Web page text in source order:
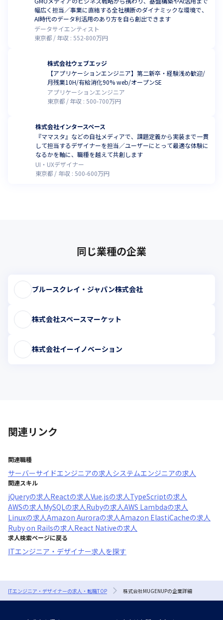
幅広く担当／事業に直結する全社横断のダイナミックな環境で、
AI時代のデータ利活用のあり方を自ら創出できます
データサイエンティスト
東京都
年収 :552-800万円
株式会社ウェブエッジ
【アプリケーションエンジニア】第二新卒・経験浅め歓迎/
月残業10H/有給消化90% web/オープンSE
アプリケーションエンジニア
東京都
年収 :500-700万円
株式会社インタースペース
『ママスタ』などの自社メディアで、課題定義から実装まで一貫
して担当するデザイナーを担当／ユーザーにとって最適な体験に
なるかを軸に、職種を越えて共創します
UI・UXデザイナー
東京都
年収 : 500-600万円
同じ業種の企業
ブルースクレイ・ジャパン株式会社
株式会社スペースマーケット
株式会社イーイノベーション
関連リンク
関連職種
サーバーサイドエンジニアの求人 システムエンジニアの求人
関連スキル
jQueryの求人 Reactの求人Vue.jsの求人 TypeScriptの求人
AWSの求人 MySQLの求人 Rubyの求人AWS Lambdaの求人
Linuxの求人Amazon Auroraの求人Amazon ElastiCacheの求人
Ruby on Railsの求人 React Nativeの求人
求人検索ページに戻る
ITエンジニア・デザイナー求人を探す
ITエンジニア・デザイナーの求人・転職TOP 株式会社MUGENUPの企業詳細